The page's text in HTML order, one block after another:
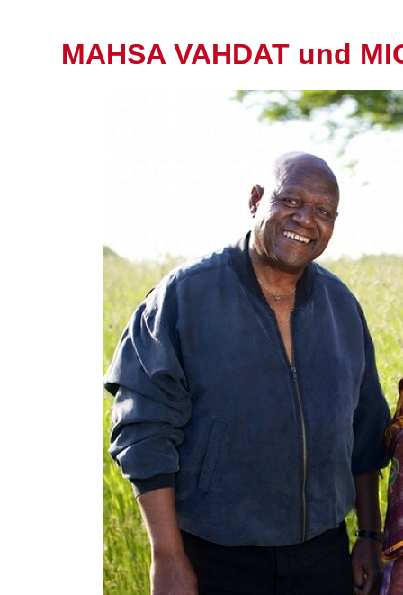
MAHSA VAHDAT und